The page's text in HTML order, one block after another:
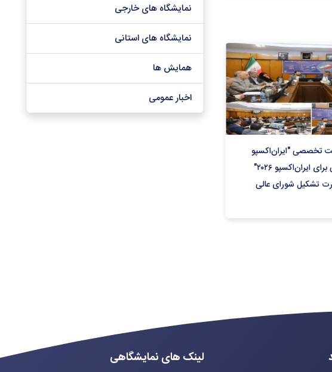
تخصصی "ایران‌‌اکسپو
۲۰۲۵ و درس‌هایی برای ایران‌اکسپو ۲۰۲۶"
تشکیل شورای عالی
کشور*
نمایشگاه های خارجی
نمایشگاه های استانی
همایش ها
اخبار عمومی
لینک های نمایشگاهی